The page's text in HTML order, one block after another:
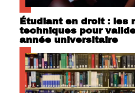
Étudiant en droit : les
techniques pour
année universitaire